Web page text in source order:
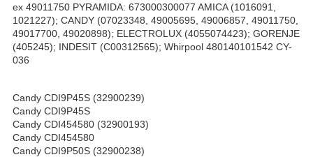
ех 49011750 PYRAMIDA: 673000300077 AMICA (1016091,
1021227); CANDY (07023348, 49005695, 49006857, 49011750,
49017700, 49020898); ELECTROLUX (4055074423); GORENJE
(405245); INDESIT (C00312565); Whirpool 480140101542 CY-
036
Candy CDI9P45S (32900239)
Candy CDI9P45S
Candy CDI454580 (32900193)
Candy CDI454580
Candy CDI9P50S (32900238)